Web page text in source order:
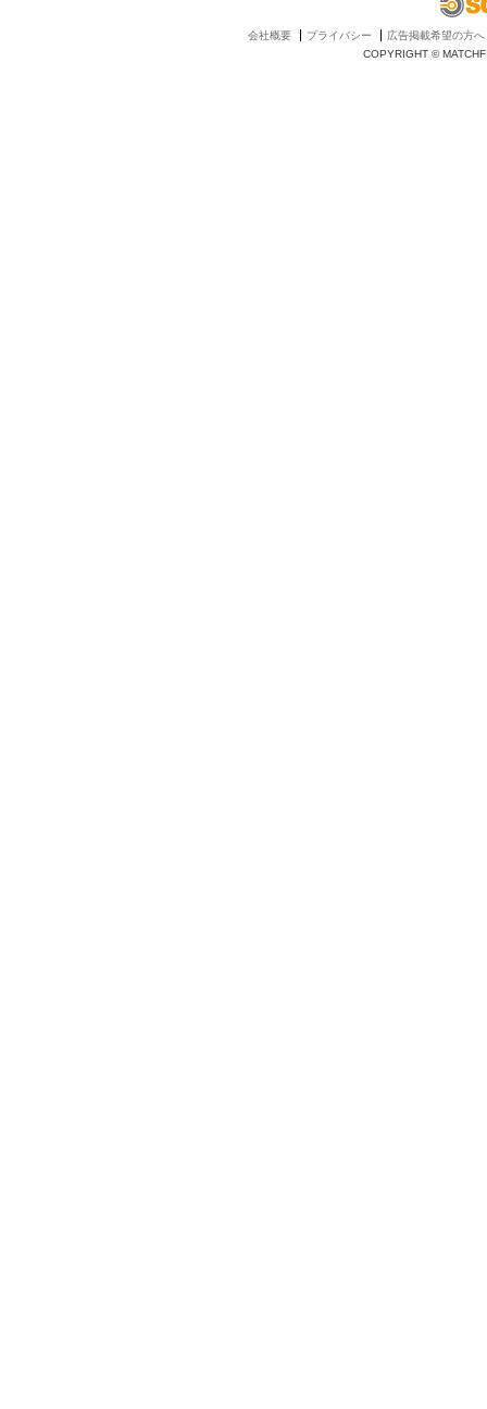
会社概要 プライバシー
広告掲載希望の方へ
COPYRIGHT ©